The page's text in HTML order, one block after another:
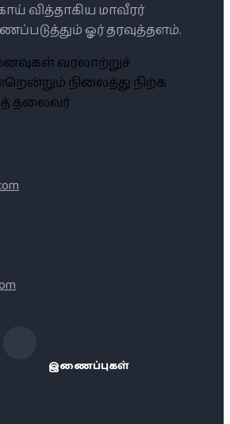
வித்தாகிய மாவீரர்
ஓர் தரவுத்தளம்.
வரலாற்றுச்
நிலைத்து நிற்க
தலைவர்
இணைப்புகள்